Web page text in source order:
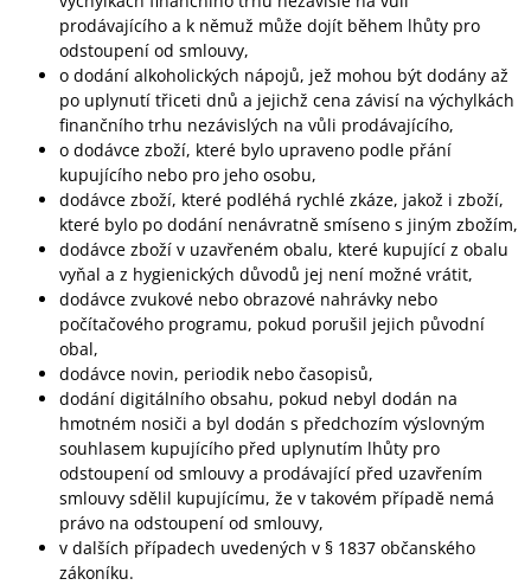
prodávajícího a k němuž může dojít během lhůty pro
odstoupení od smlouvy,
o dodání alkoholických nápojů, jež mohou být dodány až
po uplynutí třiceti dnů a jejichž cena závisí na výchylkách
finančního trhu nezávislých na vůli prodávajícího,
o dodávce zboží, které bylo upraveno podle přání
kupujícího nebo pro jeho osobu,
dodávce zboží, které podléhá rychlé zkáze, jakož i zboží,
které bylo po dodání nenávratně smíseno s jiným zbožím,
dodávce zboží v uzavřeném obalu, které kupující z obalu
vyňal a z hygienických důvodů jej není možné vrátit,
dodávce zvukové nebo obrazové nahrávky nebo
počítačového programu, pokud porušil jejich původní
obal,
dodávce novin, periodik nebo časopisů,
dodání digitálního obsahu, pokud nebyl dodán na
hmotném nosiči a byl dodán s předchozím výslovným
souhlasem kupujícího před uplynutím lhůty pro
odstoupení od smlouvy a prodávající před uzavřením
smlouvy sdělil kupujícímu, že v takovém případě nemá
právo na odstoupení od smlouvy,
v dalších případech uvedených v § 1837 občanského
zákoníku.